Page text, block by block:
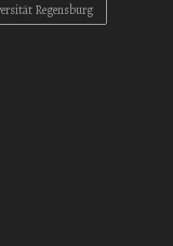
Regensburg